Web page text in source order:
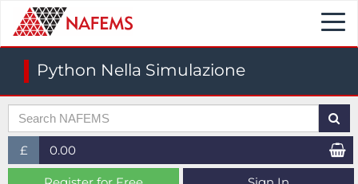
Python Nella Simulazione
£ 0.00